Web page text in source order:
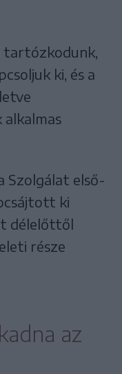
tartózkodunk,
ki, és a
alkalmas
Szolgálat első-
ki
délelőttől
része
az